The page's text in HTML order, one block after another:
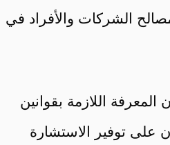
الشركات والأفراد في
المعرفة اللازمة بقوانين
على توفير الاستشارة